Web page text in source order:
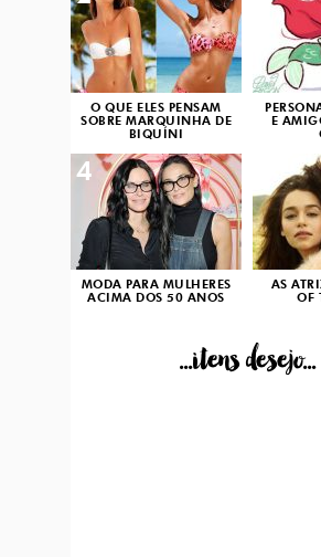
O QUE ELES PENSAM
SOBRE MARQUINHA DE
BIQUÍNI
E
MODA PARA MULHERES
ACIMA DOS 50 ANOS
4
AS
OF
...itens desejo...